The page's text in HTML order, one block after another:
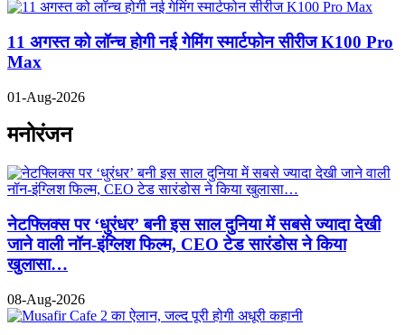
11 अगस्त को लॉन्च होगी नई गेमिंग स्मार्टफोन सीरीज K100 Pro
Max
01-Aug-2026
मनोरंजन
नेटफ्लिक्स पर ‘धुरंधर’ बनी इस साल दुनिया में सबसे ज्यादा देखी
जाने वाली नॉन-इंग्लिश फिल्म, CEO टेड सारंडोस ने किया
खुलासा…
08-Aug-2026